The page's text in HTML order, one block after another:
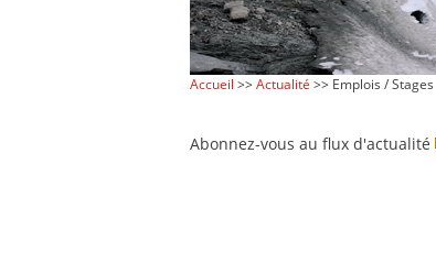
Accueil >>Actualité >> Emplois / Stages
Abonnez-vous au flux d'actualité